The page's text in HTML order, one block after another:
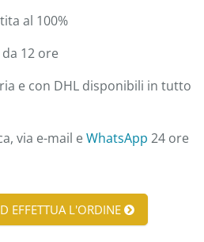
al 100%
12 ore
e con DHL disponibili in tutto
via e-mail eWhatsApp 24 ore
EFFETTUA L'ORDINE